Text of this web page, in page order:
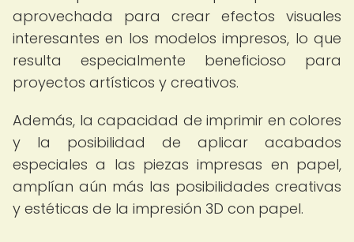
aprovechada para crear efectos visuales
interesantes en los modelos impresos, lo que
resulta especialmente beneficioso para
proyectos artísticos y creativos.
Además, la capacidad de imprimir en colores
y la posibilidad de aplicar acabados
especiales a las piezas impresas en papel,
amplían aún más las posibilidades creativas
y estéticas de la impresión 3D con papel.